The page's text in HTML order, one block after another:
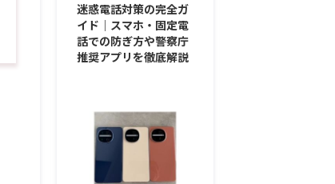
迷惑電話対策の完全ガ
イド｜スマホ・固定電
話での防ぎ方や警察庁
推奨アプリを徹底解説